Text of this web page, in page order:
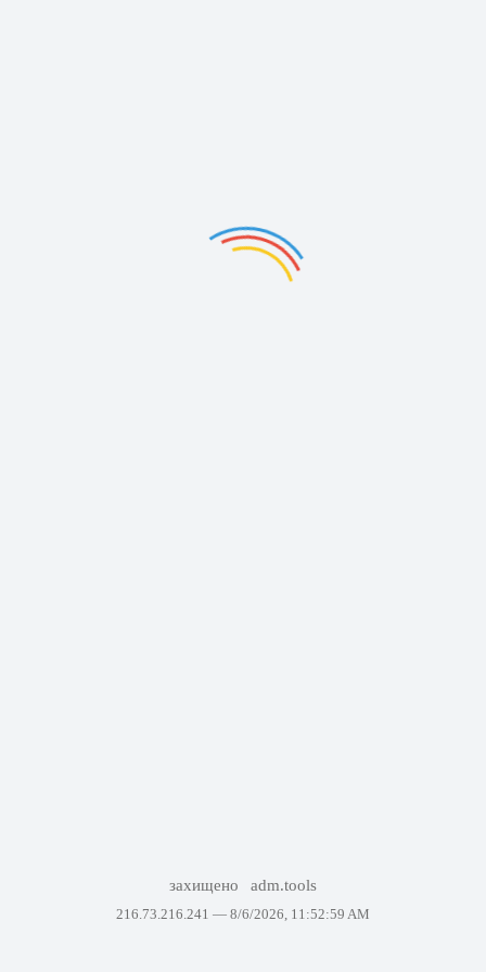
захищено adm.tools
216.73.216.241 — 8/6/2026, 11:52:59 AM